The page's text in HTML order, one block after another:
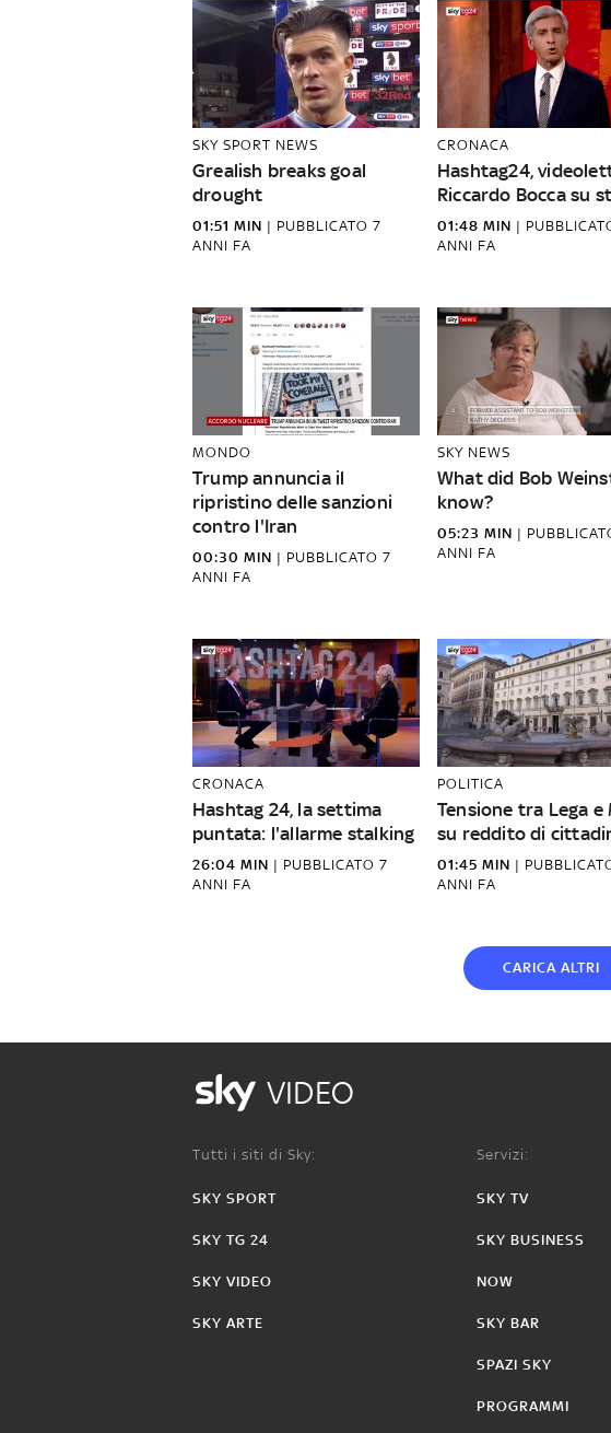
SKY SPORT NEWS
Grealish breaks goal
drought
01:51 MIN | PUBBLICATO 7
ANNI FA
CRONACA
Hashtag24,
Riccardo Bocca su
01:48 MIN |
ANNI FA
MONDO
Trump annuncia il
ripristino delle sanzioni
contro l'Iran
00:30 MIN | PUBBLICATO 7
ANNI FA
SKY NEWS
What did Bob
know?
05:23 MIN |
ANNI FA
CRONACA
Hashtag 24, la settima
puntata: l'allarme stalking
26:04 MIN | PUBBLICATO 7
ANNI FA
POLITICA
Tensione tra Lega e
su reddito di
01:45 MIN |
ANNI FA
CARICA ALTRI
VIDEO
Tutti i siti di Sky:
SKY SPORT
SKY TG 24
SKY VIDEO
SKY ARTE
Servizi:
SKY TV
SKY BUSINESS
NOW
SKY BAR
SPAZI SKY
PROGRAMMI